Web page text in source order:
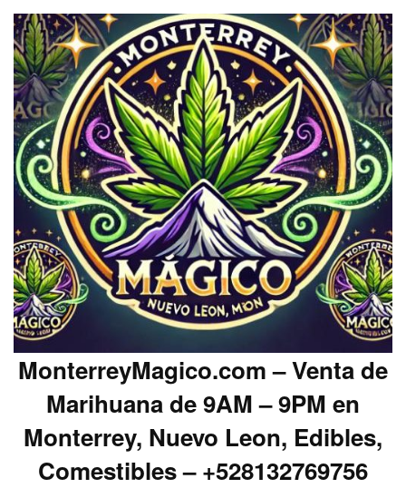
MonterreyMagico.com – Venta de
Marihuana de 9AM – 9PM en
Monterrey, Nuevo Leon, Edibles,
Comestibles – +528132769756